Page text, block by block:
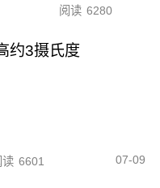
阅读 6280
约3摄氏度
读 6601 07-09